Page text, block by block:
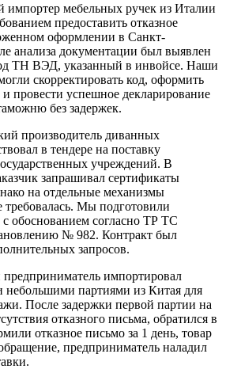
мебельных ручек из Италии
предоставить отказное
оформлении в Санкт-
анализа документации был выявлен
ТН ВЭД, указанный в инвойсе. Наши
скорректировать код, оформить
и провести успешное декларирование
без задержек.
производитель диванных
в тендере на поставку
учреждений. В
запрашивал сертификаты
на отдельные механизмы
требовалась. Мы подготовили
с обоснованием согласно ТР ТС
№ 982. Контракт был
запросов.
импортировал
небольшими партиями из Китая для
После задержки первой партии на
отказного письма, обратился в
отказное письмо за 1 день, товар
предприниматель наладил